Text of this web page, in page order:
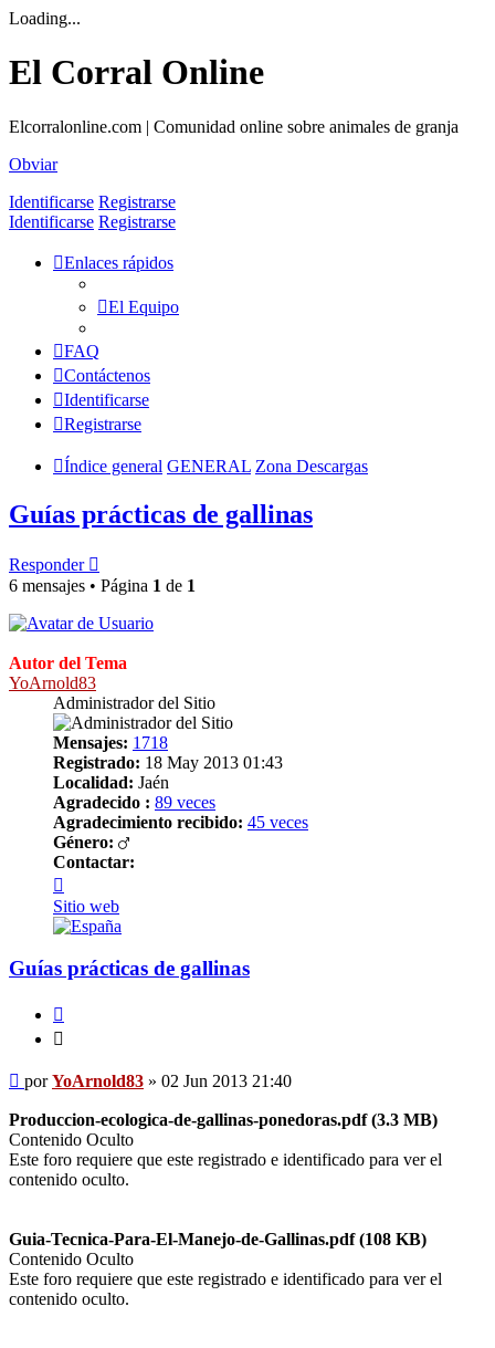
Loading...
El Corral Online
Elcorralonline.com | Comunidad online sobre animales de granja
Obviar
Identificarse Registrarse
Identificarse Registrarse
Enlaces rápidos
El Equipo
FAQ
Contáctenos
Identificarse
Registrarse
Índice general GENERAL Zona Descargas
Guías prácticas de gallinas
Responder
6 mensajes • Página 1 de 1
Autor del Tema
YoArnold83
Administrador del Sitio
Mensajes: 1718
Registrado: 18 May 2013 01:43
Localidad: Jaén
Agradecido : 89 veces
Agradecimiento recibido: 45 veces
Género:
Contactar:
YoArnold83
Sitio web
Guías prácticas de gallinas
Mensaje
porYoArnold83 » 02 Jun 2013 21:40
Produccion-ecologica-de-gallinas-ponedoras.pdf (3.3 MB)
Contenido Oculto
Este foro requiere que este registrado e identificado para ver el
contenido oculto.
Guia-Tecnica-Para-El-Manejo-de-Gallinas.pdf (108 KB)
Contenido Oculto
Este foro requiere que este registrado e identificado para ver el
contenido oculto.